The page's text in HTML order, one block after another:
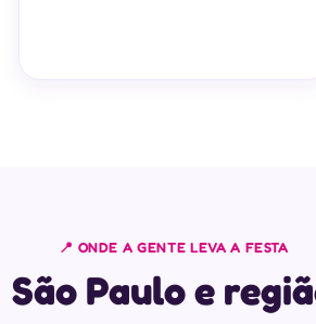
📍 ONDE A GENTE LEVA A FESTA
São Paulo e